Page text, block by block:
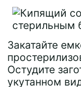
Закатайте
Остудите
укутанном